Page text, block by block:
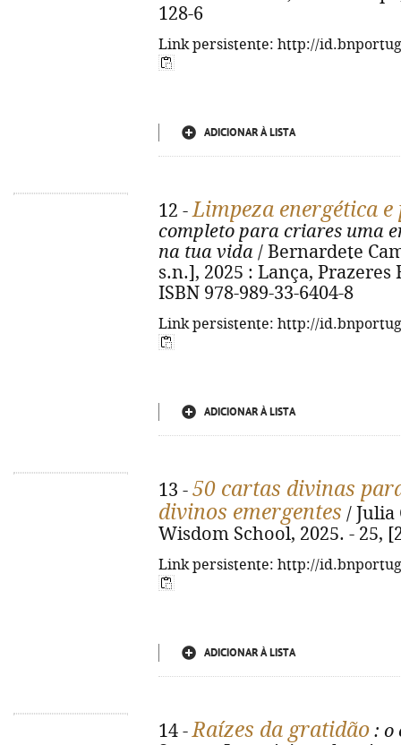
128-6
Link persistente: http://
ADICIONAR À LISTA
12 -Limpeza energética
completo para criares uma
na tua vida / Bernardete
s.n.], 2025 : Lança, Prazeres
ISBN 978-989-33-6404-8
Link persistente: http://
ADICIONAR À LISTA
13 - 50 cartas divinas
divinos emergentes / Julia
Wisdom School, 2025. - 25,
Link persistente: http://
ADICIONAR À LISTA
14 -Raízes da gratidão : o